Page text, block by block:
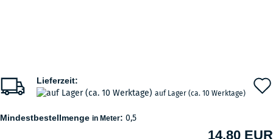
Lieferzeit:
auf Lager (ca. 10 Werktage)
Mindestbestellmenge in Meter: 0,5
14,80 EUR